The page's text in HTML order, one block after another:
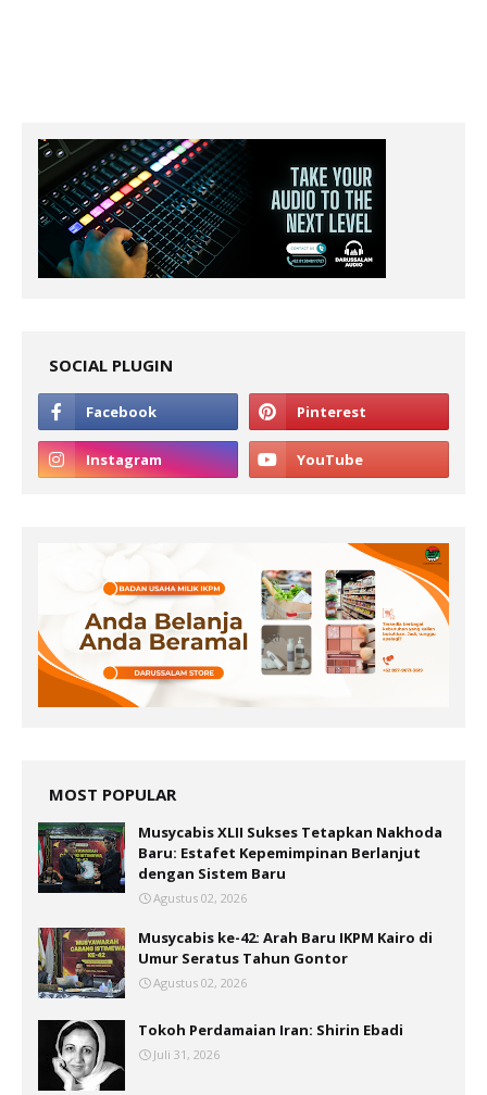
SOCIAL PLUGIN
MOST POPULAR
Musycabis XLII Sukses Tetapkan Nakhoda
Baru: Estafet Kepemimpinan Berlanjut
dengan Sistem Baru
Agustus 02, 2026
Musycabis ke-42: Arah Baru IKPM Kairo di
Umur Seratus Tahun Gontor
Agustus 02, 2026
Tokoh Perdamaian Iran: Shirin Ebadi
Juli 31, 2026